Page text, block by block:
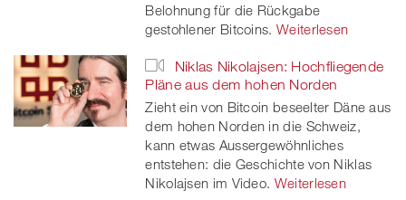
Belohnung für die Rückgabe
gestohlener Bitcoins. Weiterlesen
Niklas Nikolajsen: Hochfliegende
Pläne aus dem hohen Norden
Zieht ein von Bitcoin beseelter Däne aus
dem hohen Norden in die Schweiz,
kann etwas Aussergewöhnliches
entstehen: die Geschichte von Niklas
Nikolajsen im Video. Weiterlesen